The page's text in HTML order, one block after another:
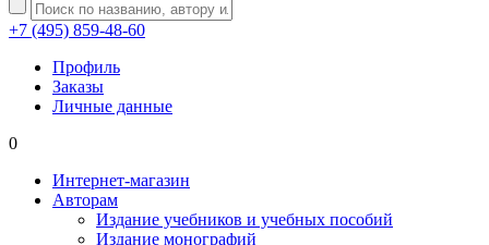
+7 (495) 859-48-60
Профиль
Заказы
Личные данные
0
Интернет-магазин
Авторам
Издание учебников и учебных пособий
Издание монографий